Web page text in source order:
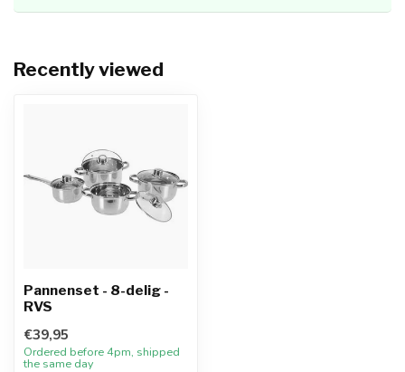
Recently viewed
Pannenset - 8-delig -
RVS
€39,95
Ordered before 4pm, shipped
the same day